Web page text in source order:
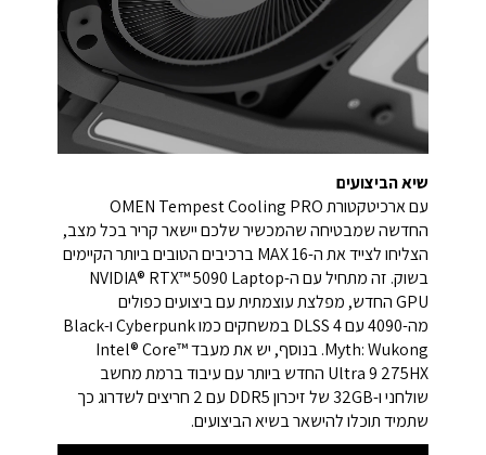
שיא הביצועים
עם ארכיטקטורת OMEN Tempest Cooling PRO
החדשה שמבטיחה שהמכשיר שלכם יישאר קריר בכל מצב,
הצליחו לצייד את ה-MAX 16 ברכיבים הטובים ביותר הקיימים
בשוק. זה מתחיל עם ה-NVIDIA® RTX™ 5090 Laptop
GPU החדש, מפלצת עוצמתית עם ביצועים כפולים
מה-4090 עם DLSS 4 במשחקים כמו Cyberpunk ו-Black
Myth: Wukong. בנוסף, יש את מעבד Intel® Core™
Ultra 9 275HX החדש ביותר עם עיבוד ברמת מחשב
שולחני ו-32GB של זיכרון DDR5 עם 2 חריצים לשדרוג כך
שתמיד תוכלו להישאר בשיא הביצועים.